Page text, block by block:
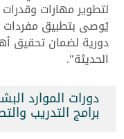
لتطوير مهارات
يُوصى بتطبيق مفردات
دورية لضمان تحقيق
الحديثة".
دورات الموارد
برامج التدريب والتطوير